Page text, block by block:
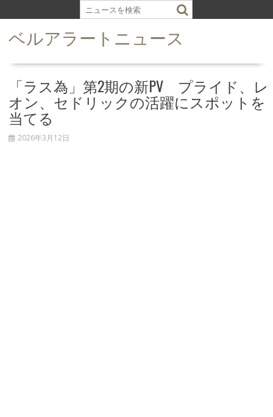
k
ベルアラートニュース
「ラス為」第2期の新PV プライド、レ
オン、セドリックの活躍にスポットを
当てる
2026年3月12日